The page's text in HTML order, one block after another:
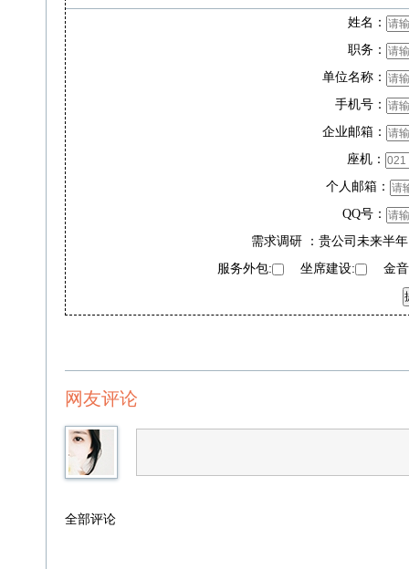
姓名：
职务：
单位名称：
手机号：
企业邮箱：
座机：
个人邮箱：
QQ号：
需求调研 ：贵公司未来半
服务外包:
坐席建设: 金音
网友评论
全部评论